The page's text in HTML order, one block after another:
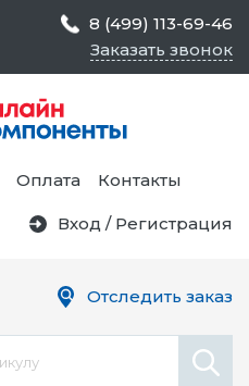
8 (499) 113-69-46
Заказать звонок
Оплата Контакты
Вход / Регистрация
Отследить заказ